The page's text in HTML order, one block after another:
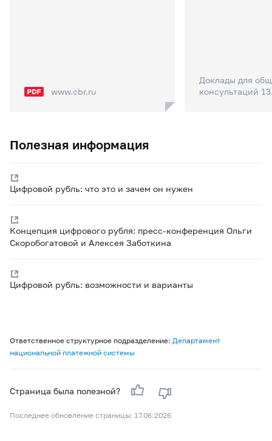
www.cbr.ru
Доклады для
консультаций
Полезная информация
Цифровой рубль: что это и зачем он нужен
Концепция цифрового рубля: пресс-конференция Ольги
Скоробогатовой и Алексея Заботкина
Цифровой рубль: возможности и варианты
Ответственное структурное подразделение: Департамент
национальной платежной системы
Страница была полезной?
Последнее обновление страницы: 17.06.2026